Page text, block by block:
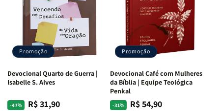
Promoção
Devocional Quarto de Guerra |
Isabelle S. Alves
-47%
Preço
PreçoR$ 31,90
Promoção
Devocional Café com Mulheres
da Bíblia | Equipe Teológica
Penkal
-31%
Preço
PreçoR$ 54,90